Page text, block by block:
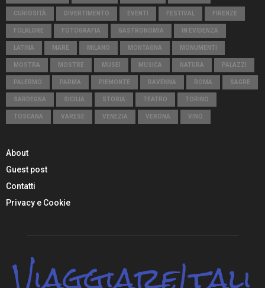
CURIOSITÀ DIVERTIMENTO EVENTI FESTIVAL FIRENZE
FOLKLORE FOTOGRAFIA GASTRONOMIA IN EVIDENZA
LATINA MARE MILANO MONTAGNA MONUMENTI
MOSTRA MOSTRE MUSEI MUSICA NATURA PALAZZI
PALERMO PARMA PIEMONTE RAVENNA ROMA SAGRE
SARDEGNA SICILIA STORIA TEATRO TORINO
TOSCANA VARESE VENEZIA VERONA VINO
About
Guest post
Contatti
Privacy e Cookie